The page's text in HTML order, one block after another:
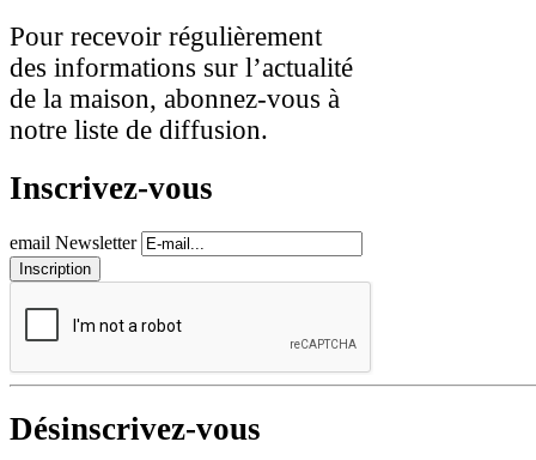
Pour recevoir régulièrement
des informations sur l’actualité
de la maison, abonnez-vous à
notre liste de diffusion.
Inscrivez-vous
email Newsletter
Désinscrivez-vous